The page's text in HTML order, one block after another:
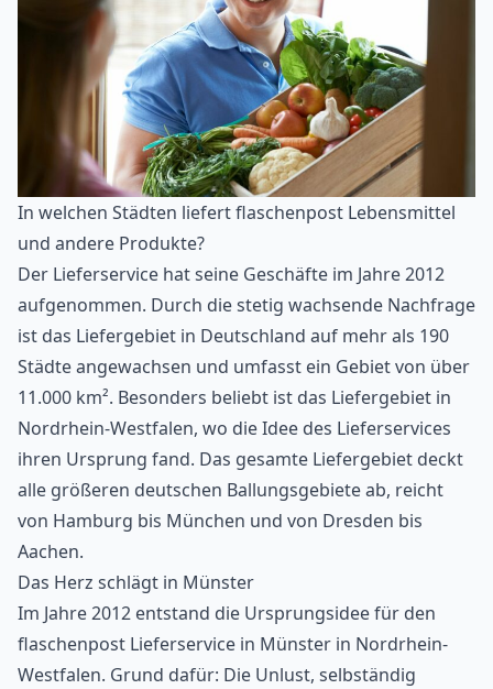
In welchen Städten liefert flaschenpost Lebensmittel
und andere Produkte?
Der Lieferservice hat seine Geschäfte im Jahre 2012
aufgenommen. Durch die stetig wachsende Nachfrage
ist das Liefergebiet in Deutschland auf mehr als 190
Städte angewachsen und umfasst ein Gebiet von über
11.000 km². Besonders beliebt ist das Liefergebiet in
Nordrhein-Westfalen, wo die Idee des Lieferservices
ihren Ursprung fand. Das gesamte Liefergebiet deckt
alle größeren deutschen Ballungsgebiete ab, reicht
von Hamburg bis München und von Dresden bis
Aachen.
Das Herz schlägt in Münster
Im Jahre 2012 entstand die Ursprungsidee für den
flaschenpost Lieferservice in Münster in Nordrhein-
Westfalen. Grund dafür: Die Unlust, selbständig